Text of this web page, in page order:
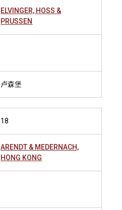
ELVINGER, HOSS &
PRUSSEN
卢森堡
18
ARENDT & MEDERNACH,
HONG KONG